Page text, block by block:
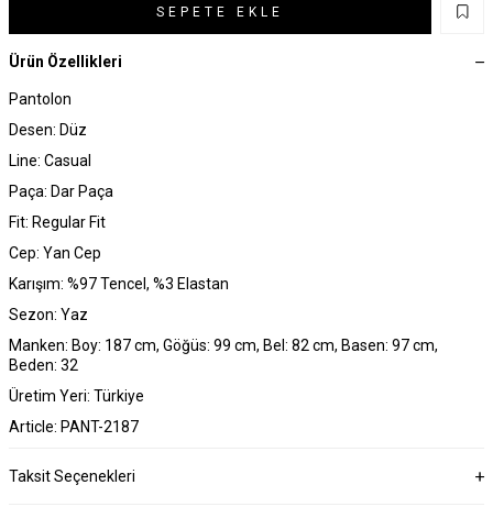
SEPETE EKLE
Ürün Özellikleri
Pantolon
Desen: Düz
Line: Casual
Paça: Dar Paça
Fit: Regular Fit
Cep: Yan Cep
Karışım: %97 Tencel, %3 Elastan
Sezon: Yaz
Manken: Boy: 187 cm, Göğüs: 99 cm, Bel: 82 cm, Basen: 97 cm,
Beden: 32
Üretim Yeri: Türkiye
Article: PANT-2187
Taksit Seçenekleri